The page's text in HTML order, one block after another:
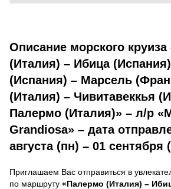
Описание морского
(Италия) – Ибица
(Испания) – Марсель
(Италия) – Чивитавеккья
Палермо (Италия)» – л/р
Grandiosa» – дата
августа (пн) – 01 сентября
Приглашаем Вас отправиться в
по маршруту «Палермо (Италия) –